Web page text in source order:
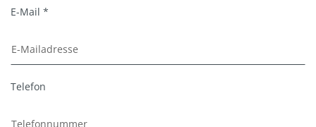
E-Mail *
Telefon